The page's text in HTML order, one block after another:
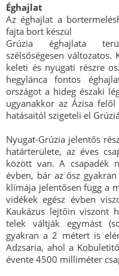
Éghajlat
Az éghajlat a
fajta bort készül
Grúzia éghajlata
szélsőségesen
keleti és nyugati részre
hegylánca fontos
országot a hideg északi
ugyanakkor az Ázisa
hatásaitól szigeteli el
Nyugat-Grúzia jelentős
határterülete, az éves
között van. A csapadék
évben, bár az ősz
klímája jelentősen függ a
vidékek egész évben
Kaukázus lejtőin viszont
telek váltják egymást
gyakran a 2 métert is
Adzsaria, ahol a
évente 4500 milliméter